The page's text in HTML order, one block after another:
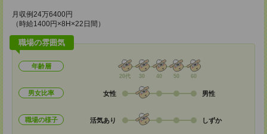
月収例24万6400円
（時給1400円×8H×22日間）
職場の雰囲気
年齢層
20代 30 40 50 60
男女比率 女性 男性
職場の様子 活気あり しずか